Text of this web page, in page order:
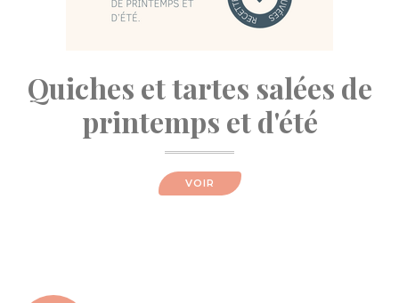
Quiches et tartes salées de
printemps et d'été
VOIR